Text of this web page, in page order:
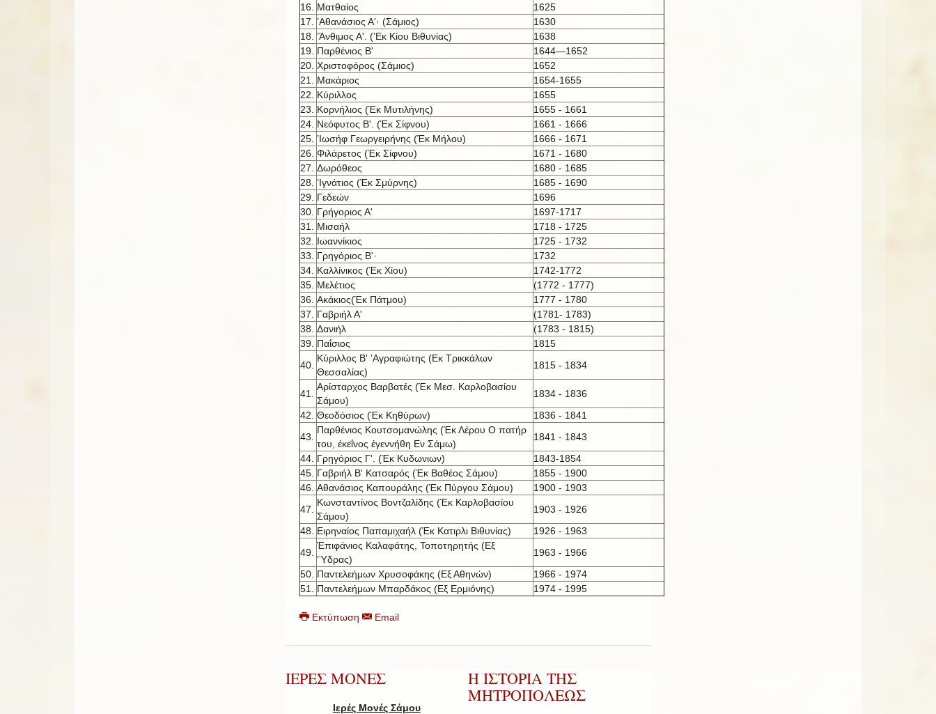
16.
Ματθαίος
1625
17.
’Αθανάσιος Α'· (Σάμιος)
1630
18.
’Άνθιμος Α'. (’Εκ Κίου Βιθυνίας)
1638
19. Παρθένιος Β'
1644—1652
20. Χριστοφόρος (Σάμιος)
1652
21.
Μακάριος
1654-1655
22.
Κύριλλος
1655
23.
Κορνήλιος (Έκ Μυτιλήνης)
1655 - 1661
24. Νεόφυτος Β'. (Έκ Σίφνου)
1661 - 1666
25. ’Ιωσήφ Γεωργειρήνης (Έκ Μήλου)
1666 - 1671
26. Φιλάρετος (Έκ Σίφνου)
1671 - 1680
27. Δωρόθεος
1680 - 1685
28.
’Ιγνάτιος (Έκ Σμύρνης)
1685 - 1690
29. Γεδεών
1696
30. Γρήγοριος Α'
1697-1717
31.
Μισαήλ
1718 - 1725
32.
Ιωαννίκιος
1725 - 1732
33.
Γρηγόριος Β'·
1732
34. Καλλίνικος (Έκ Χίου)
1742-1772
35. Μελέτιος
(1772 - 1777)
36. Ακάκιος(Έκ Πάτμου)
1777 - 1780
37.
Γαβριήλ Α'
(1781- 1783)
38. Δανιήλ
(1783 - 1815)
39. Παΐσιος
1815
40.
Κύριλλος Β' ’Αγραφιώτης (Εκ Τρικκάλων
Θεσσαλίας)
1815 - 1834
41.
Αρίσταρχος Βαρβατές (Έκ Μεσ. Καρλοβασίου
Σάμου)
1834 - 1836
42. Θεοδόσιος (Έκ Κηθύρων)
1836 - 1841
43.
Παρθένιος Κουτσομανώλης (Έκ Λέρου Ο πατήρ
του, έκεΐνος έγεννήθη Εν Σάμω)
1841 - 1843
44. Γρηγόριος Γ'. (Έκ Κυδωνιων)
1843-1854
45. Γαβριήλ Β' Κατσαρός (Έκ Βαθέος Σάμου)
1855 - 1900
46. Αθανάσιος Καπουράλης (Έκ Πύργου Σάμου)
1900 - 1903
47.
Κωνσταντίνος Βοντζαλίδης (Έκ Καρλοβασίου
Σάμου)
1903 - 1926
48.
Ειρηναίος Παπαμιχαήλ (Έκ Κατιρλι Βιθυνίας)
1926 - 1963
49.
Έπιφάνιος Καλαφάτης, Τοποτηρητής (Εξ
'Ύδρας)
1963 - 1966
50. Παντελεήμων Χρυσοφάκης (Εξ Αθηνών)
1966 - 1974
51.
Παντελεήμων Μπαρδάκος (Εξ Ερμιόνης) 1974 - 1995
Εκτύπωση Email
ΙΕΡΕΣ ΜΟΝΕΣ
Ιερές Μονές Σάμου
Η ΙΣΤΟΡΙΑ ΤΗΣ
ΜΗΤΡΟΠΟΛΕΩΣ